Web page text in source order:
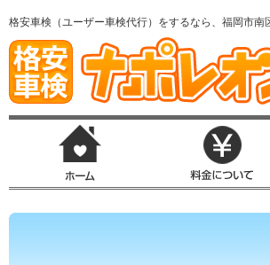
格安車検（ユーザー車検代行）をするなら、福岡市